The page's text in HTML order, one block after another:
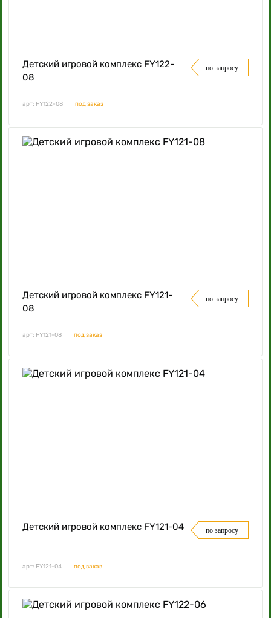
Детский игровой комплекс FY122-
08
по запросу
арт: FY122-08 под заказ
Детский игровой комплекс FY121-
08
по запросу
арт: FY121-08 под заказ
Детский игровой комплекс FY121-04 по запросу
арт: FY121-04 под заказ